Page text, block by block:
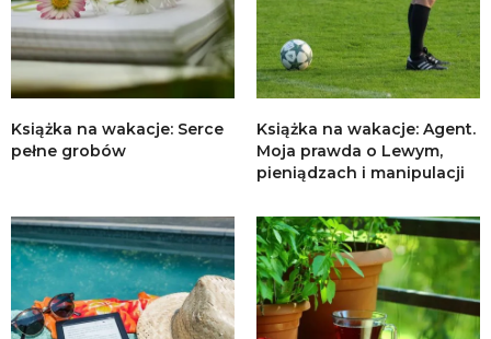
Książka na wakacje: Serce
pełne grobów
Książka na wakacje: Agent.
Moja prawda o Lewym,
pieniądzach i manipulacji